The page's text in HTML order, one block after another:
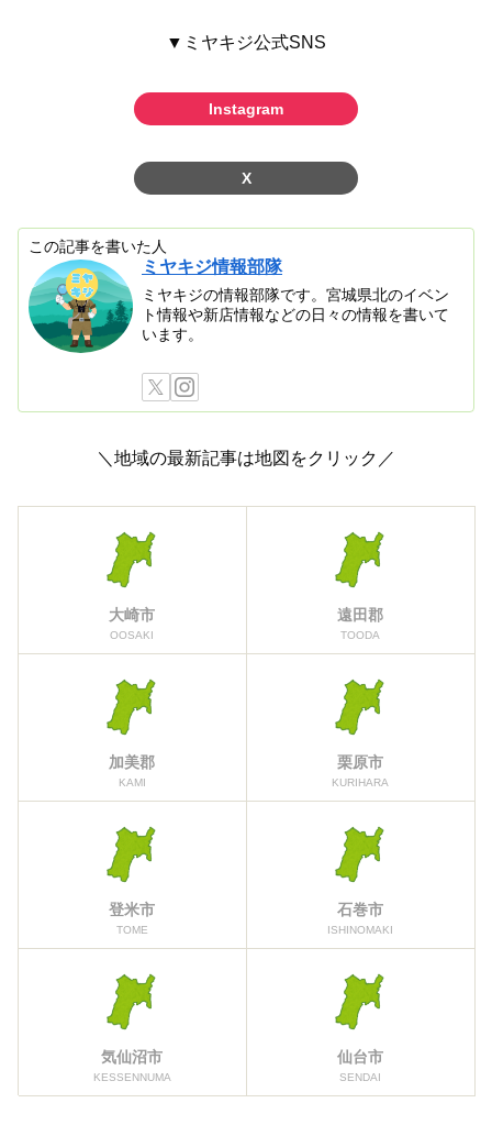
▼ミヤキジ公式SNS
Instagram
X
この記事を書いた人
ミヤキジ情報部隊
ミヤキジの情報部隊です。宮城県北のイベン
ト情報や新店情報などの日々の情報を書いて
います。
＼地域の最新記事は地図をクリック／
大崎市
OOSAKI
遠田郡
TOODA
加美郡
KAMI
栗原市
KURIHARA
登米市
TOME
石巻市
ISHINOMAKI
気仙沼市
KESSENNUMA
仙台市
SENDAI